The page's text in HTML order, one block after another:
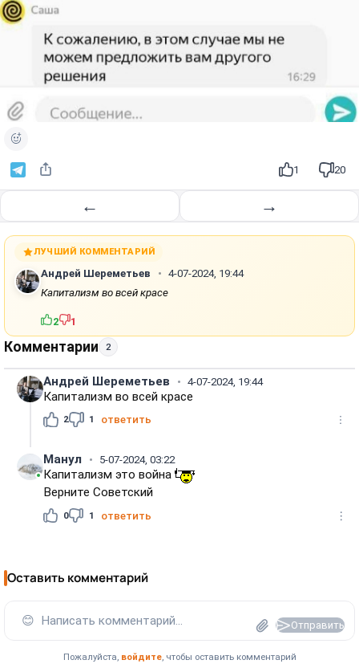
1 20
← →
ЛУЧШИЙ КОММЕНТАРИЙ
Андрей Шереметьев
4-07-2024, 19:44
Капитализм во всей красе
2 1
Комментарии 2
Андрей Шереметьев 4-07-2024, 19:44
Капитализм во всей красе
2 1 ответить
Манул 5-07-2024, 03:22
Капитализм это война
Верните Советский
0 1 ответить
Оставить комментарий
😊 Написать комментарий... Отправить
Пожалуйста, войдите, чтобы оставить комментарий